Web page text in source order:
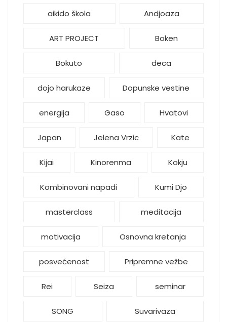
aikido škola Andjoaza
ART PROJECT Boken
Bokuto deca
dojo harukaze Dopunske vestine
energija Gaso Hvatovi
Japan Jelena Vrzic Kate
Kijai Kinorenma Kokju
Kombinovani napadi Kumi Djo
masterclass meditacija
motivacija Osnovna kretanja
posvećenost Pripremne vežbe
Rei Seiza seminar
SONG Suvarivaza